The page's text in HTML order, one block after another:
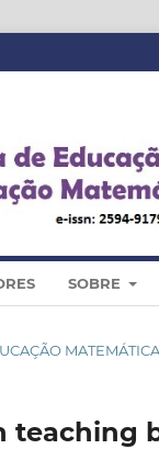
SOBRE
MATEMÁTICA
teaching